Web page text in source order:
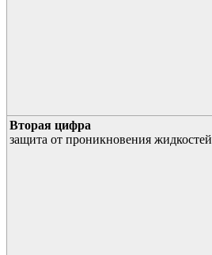
Вторая цифра
защита от проникновения жидкостей